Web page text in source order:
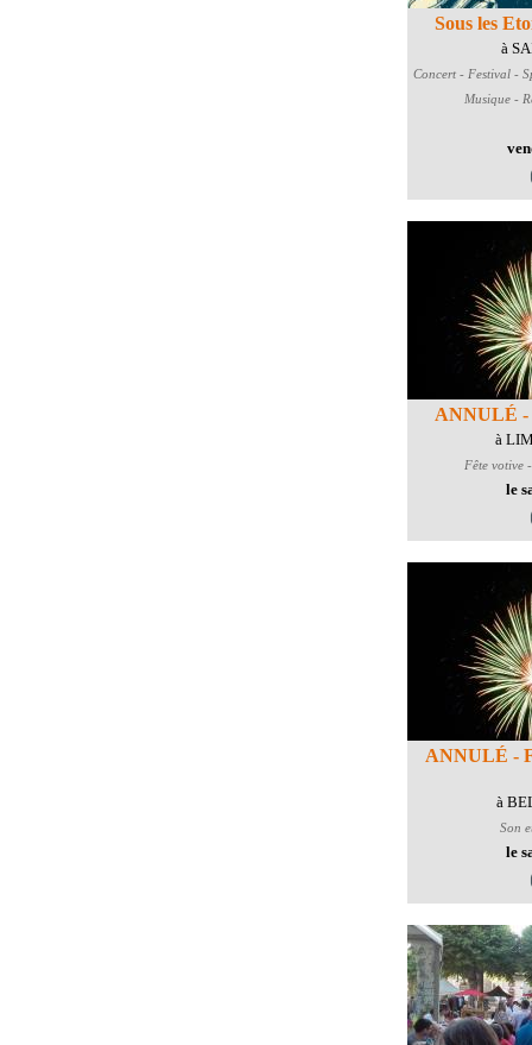
Sous les
à
Concert - Festival -
Musique -
ANNULÉ -
à
Fête votive
le
ANNULÉ -
à
Son
le